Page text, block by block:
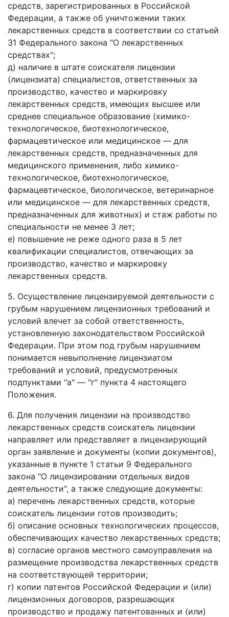
средств, зарегистрированных в Российской
Федерации, а также об уничтожении таких
лекарственных средств в соответствии со статьей
31 Федерального закона "О лекарственных
средствах";
д) наличие в штате соискателя лицензии
(лицензиата) специалистов, ответственных за
производство, качество и маркировку
лекарственных средств, имеющих высшее или
среднее специальное образование (химико-
технологическое, биотехнологическое,
фармацевтическое или медицинское — для
лекарственных средств, предназначенных для
медицинского применения, либо химико-
технологическое, биотехнологическое,
фармацевтическое, биологическое, ветеринарное
или медицинское — для лекарственных средств,
предназначенных для животных) и стаж работы по
специальности не менее 3 лет;
е) повышение не реже одного раза в 5 лет
квалификации специалистов, отвечающих за
производство, качество и маркировку
лекарственных средств.
5. Осуществление лицензируемой деятельности с
грубым нарушением лицензионных требований и
условий влечет за собой ответственность,
установленную законодательством Российской
Федерации. При этом под грубым нарушением
понимается невыполнение лицензиатом
требований и условий, предусмотренных
подпунктами "а" — "г" пункта 4 настоящего
Положения.
6. Для получения лицензии на производство
лекарственных средств соискатель лицензии
направляет или представляет в лицензирующий
орган заявление и документы (копии документов),
указанные в пункте 1 статьи 9 Федерального
закона "О лицензировании отдельных видов
деятельности", а также следующие документы:
а) перечень лекарственных средств, которые
соискатель лицензии готов производить;
б) описание основных технологических процессов,
обеспечивающих качество лекарственных средств;
в) согласие органов местного самоуправления на
размещение производства лекарственных средств
на соответствующей территории;
г) копии патентов Российской Федерации и (или)
лицензионных договоров, разрешающих
производство и продажу патентованных и (или)